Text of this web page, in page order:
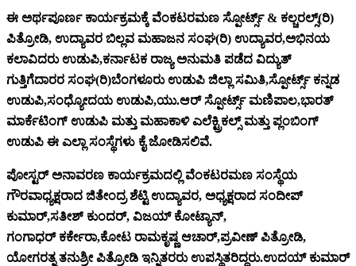
ಈ ಅರ್ಥಪೂರ್ಣ ಕಾರ್ಯಕ್ರಮಕ್ಕೆ ವೆಂಕಟರಮಣ ಸ್ಪೋರ್ಟ್ಸ್ & ಕಲ್ಚರಲ್ಸ್(ರಿ)
ಪಿತ್ರೋಡಿ, ಉದ್ಯಾವರ ಬಿಲ್ಲವ ಮಹಾಜನ ಸಂಘ(ರಿ) ಉದ್ಯಾವರ,ಅಭಿನಯ
ಕಲಾವಿದರು ಉಡುಪಿ,ಕರ್ನಾಟಕ ರಾಜ್ಯ ಅನುಮತಿ ಪಡೆದ ವಿದ್ಯುತ್
ಗುತ್ತಿಗೆದಾರರ ಸಂಘ(ರಿ)ಬೆಂಗಳೂರು ಉಡುಪಿ ಜಿಲ್ಲಾ ಸಮಿತಿ,ಸ್ಪೋರ್ಟ್ಸ್ ಕನ್ನಡ
ಉಡುಪಿ,ಸಂಧ್ಯೋದಯ ಉಡುಪಿ‌,ಯು.ಆರ್ ಸ್ಪೋರ್ಟ್ಸ್ ಮಣಿಪಾಲ,ಭಾರತ್
ಮಾರ್ಕೆಟಿಂಗ್ ಉಡುಪಿ ಮತ್ತು ಮಹಾಕಾಳಿ ಎಲೆಕ್ಟ್ರಿಕಲ್ಸ್ ಮತ್ತು ಪ್ಲಂಬಿಂಗ್
ಉಡುಪಿ ಈ ಎಲ್ಲಾ ಸಂಸ್ಥೆಗಳು ಕೈ ಜೋಡಿಸಲಿವೆ.
ಪೋಸ್ಟರ್ ಅನಾವರಣ ಕಾರ್ಯಕ್ರಮದಲ್ಲಿ ವೆಂಕಟರಮಣ ಸಂಸ್ಥೆಯ
ಗೌರವಾಧ್ಯಕ್ಷರಾದ ಜಿತೇಂದ್ರ ಶೆಟ್ಟಿ ಉದ್ಯಾವರ, ಅಧ್ಯಕ್ಷರಾದ ಸಂದೀಪ್
ಕುಮಾರ್,ಸತೀಶ್ ಕುಂದರ್, ವಿಜಯ್ ಕೋಟ್ಯಾನ್,
ಗಂಗಾಧರ್ ಕರ್ಕೇರಾ,ಕೋಟ ರಾಮಕೃಷ್ಣ ಆಚಾರ್,ಪ್ರವೀಣ್ ಪಿತ್ರೋಡಿ,
ಯೋಗರತ್ನ ತನುಶ್ರೀ ಪಿತ್ರೋಡಿ ಇನ್ನಿತರರು ಉಪಸ್ಥಿತರಿದ್ದರು‌.ಉದಯ್ ಕುಮಾರ್